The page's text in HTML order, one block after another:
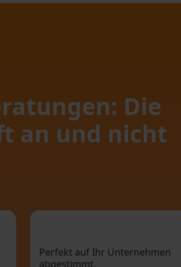
Die
an und nicht
Perfekt auf Ihr Unternehmen
abgestimmt.
maßgeschneiderten